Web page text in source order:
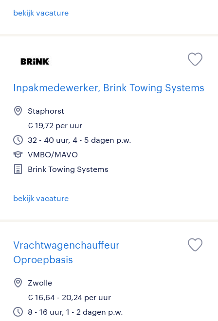
bekijk vacature
Inpakmedewerker, Brink Towing Systems
Staphorst
€ 19,72 per uur
32 - 40 uur, 4 - 5 dagen p.w.
VMBO/MAVO
Brink Towing Systems
bekijk vacature
Vrachtwagenchauffeur
Oproepbasis
Zwolle
€ 16,64 - 20,24 per uur
8 - 16 uur, 1 - 2 dagen p.w.